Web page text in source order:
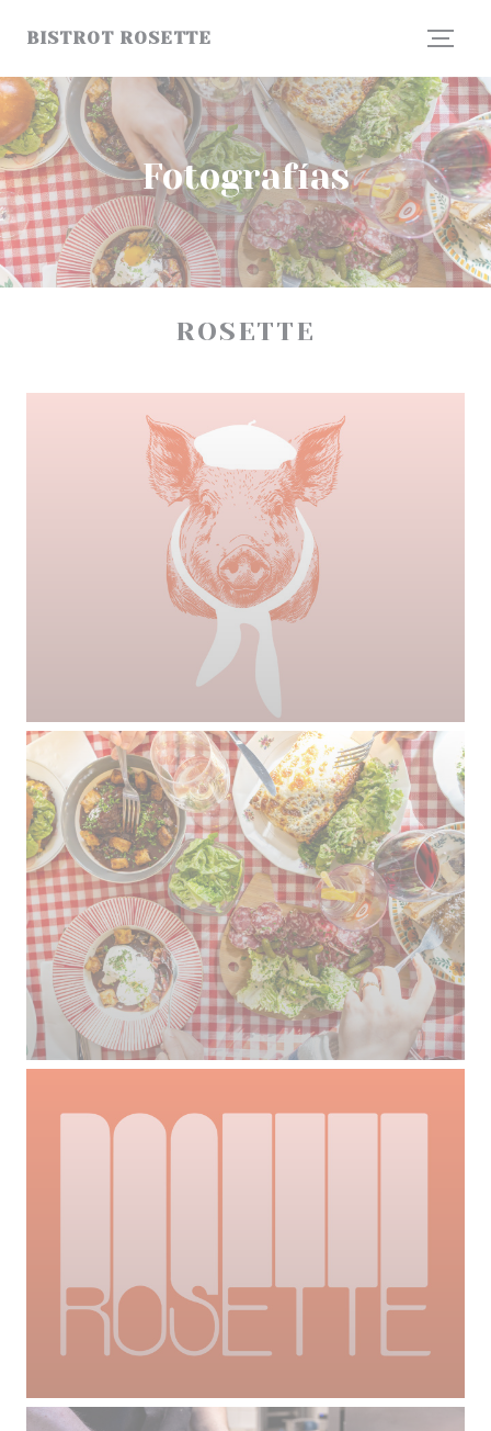
BISTROT ROSETTE
Fotografías
ROSETTE